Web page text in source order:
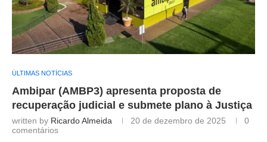
ÚLTIMAS NOTÍCIAS
Ambipar (AMBP3) apresenta proposta de
recuperação judicial e submete plano à Justiça
written by Ricardo Almeida 20 de dezembro de 2025
0
comentários